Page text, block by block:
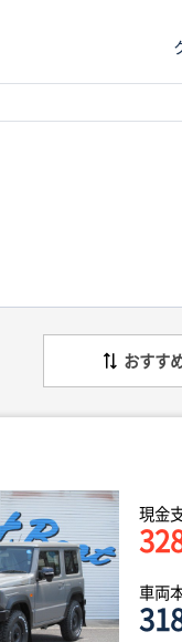
おすす
現金
車両